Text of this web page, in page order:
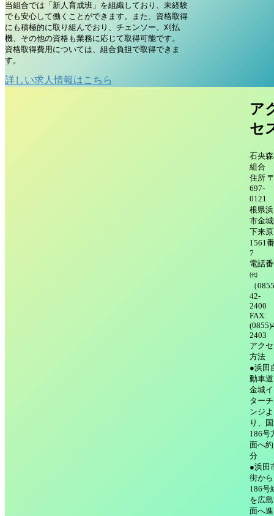
当組合では「新人育成班」を組織しており、未経験
でも安心して働くことができます。また、資格取得
にも積極的に取り組んでおり、チェンソー、刈払
機、その他の資格も業務に応じて取得可能です。
資格取得費用については、組合負担で取得できま
す。
詳しい求人情報はこちら
ア
セ
石央
組合
住所
697-
0121
根県
市金
下来原
1561
7
電話
㈹
（
42-
2400
FAX:
2403
アク
方法
●浜田
動車
金城
ター
ンジよ
り、
186号
面へ
分
●浜田
街から
186号
を広
面へ進